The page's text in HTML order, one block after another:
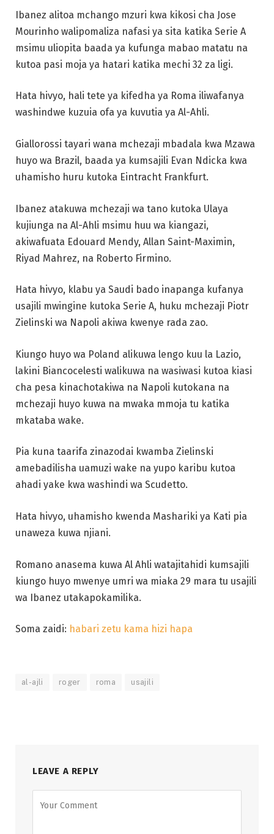
Ibanez alitoa mchango mzuri kwa kikosi cha Jose
Mourinho walipomaliza nafasi ya sita katika Serie A
msimu uliopita baada ya kufunga mabao matatu na
kutoa pasi moja ya hatari katika mechi 32 za ligi.
Hata hivyo, hali tete ya kifedha ya Roma iliwafanya
washindwe kuzuia ofa ya kuvutia ya Al-Ahli.
Giallorossi tayari wana mchezaji mbadala kwa Mzawa
huyo wa Brazil, baada ya kumsajili Evan Ndicka kwa
uhamisho huru kutoka Eintracht Frankfurt.
Ibanez atakuwa mchezaji wa tano kutoka Ulaya
kujiunga na Al-Ahli msimu huu wa kiangazi,
akiwafuata Edouard Mendy, Allan Saint-Maximin,
Riyad Mahrez, na Roberto Firmino.
Hata hivyo, klabu ya Saudi bado inapanga kufanya
usajili mwingine kutoka Serie A, huku mchezaji Piotr
Zielinski wa Napoli akiwa kwenye rada zao.
Kiungo huyo wa Poland alikuwa lengo kuu la Lazio,
lakini Biancocelesti walikuwa na wasiwasi kutoa kiasi
cha pesa kinachotakiwa na Napoli kutokana na
mchezaji huyo kuwa na mwaka mmoja tu katika
mkataba wake.
Pia kuna taarifa zinazodai kwamba Zielinski
amebadilisha uamuzi wake na yupo karibu kutoa
ahadi yake kwa washindi wa Scudetto.
Hata hivyo, uhamisho kwenda Mashariki ya Kati pia
unaweza kuwa njiani.
Romano anasema kuwa Al Ahli watajitahidi kumsajili
kiungo huyo mwenye umri wa miaka 29 mara tu usajili
wa Ibanez utakapokamilika.
Soma zaidi: habari zetu kama hizi hapa
al-ajli roger roma usajili
LEAVE A REPLY